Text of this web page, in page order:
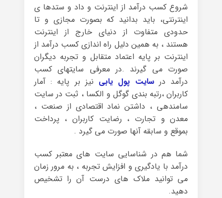
شروع کسب درآمد از اینترنت و داد و ستدها ی
اینترنتی، باید بدانید که بصورت مجازی و تا
حدودی متفاوت از دنیای خارج از اینترنت
هستند ، به همین دلیل راه اندازی کسب درآمد از
اینترنت بر پایه اعتماد متقابل و تجربه دیگران
صورت می گیرند .در معرفی سایتهای کسب
درآمد درسایت پول یابی نیز بر پایه : آمار
کاربران ،رتبه بندی گوگل و الکسا ، ثبت در سایت
سامندهی ، داشتن نماد اقتصادی از صنعت ،
معدن و تجارت ، رضایت کاربران ، پرداخت
بموقع و سابقه آنها صورت می گیرد .
شما هم در شناسایی سایت های معتبر کسب
درآمد با یادگیری و افزایش تجربه ، به مرور زمان
می توانید ملاک های درست آن را تشخیص
دهید.